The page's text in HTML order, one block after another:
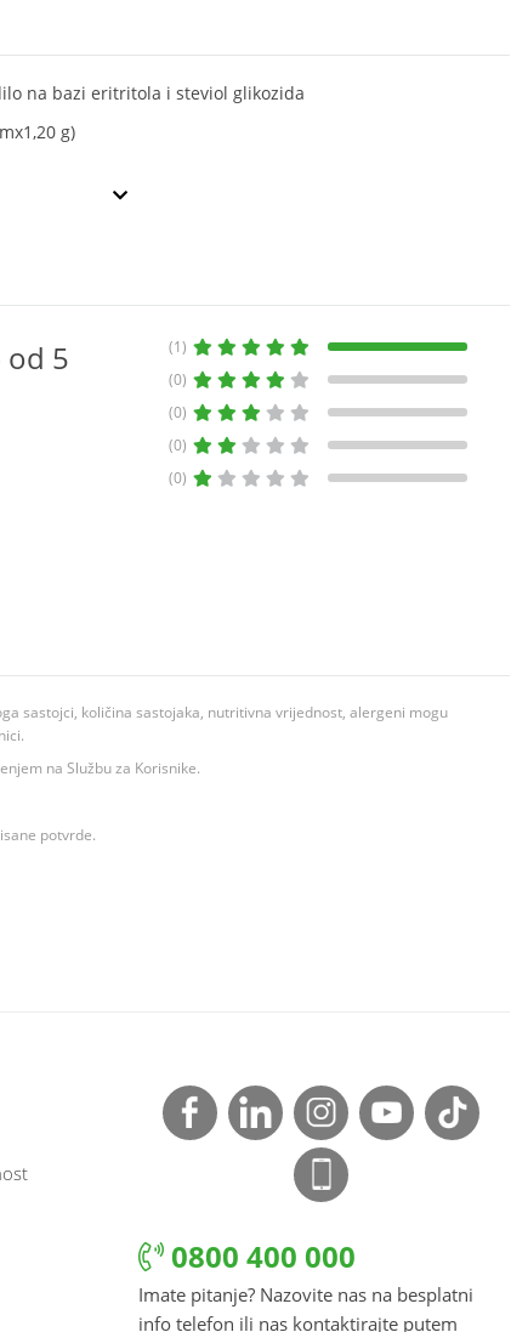
na bazi eritritola i steviol glikozida
g)
od 5
(1)
(0)
(0)
(0)
(0)
sastojci, količina sastojaka, nutritivna vrijednost, alergeni mogu
na Službu za Korisnike.
potvrde.
0800 400 000
Imate pitanje? Nazovite nas na besplatni
info telefon ili nas kontaktirajte putem